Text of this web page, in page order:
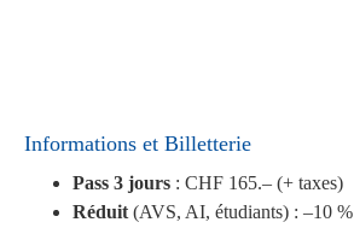
Informations et Billetterie
Pass 3 jours : CHF 165.– (+ taxes)
Réduit (AVS, AI, étudiants) : –10 %